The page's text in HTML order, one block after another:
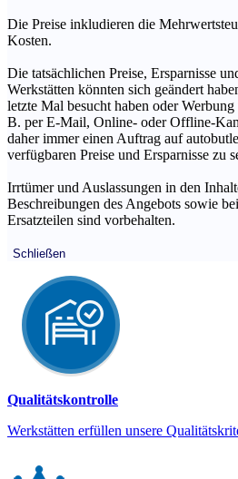
Die Preise inkludieren die
Kosten.
Die tatsächlichen Preise, Ersparnisse
Werkstätten könnten sich geändert
letzte Mal besucht haben oder
B. per E-Mail, Online- oder Offline-
daher immer einen Auftrag auf
verfügbaren Preise und Ersparnisse zu
Irrtümer und Auslassungen in den
Beschreibungen des Angebots sowie
Ersatzteilen sind vorbehalten.
Schließen
Qualitätskontrolle
Werkstätten erfüllen unsere